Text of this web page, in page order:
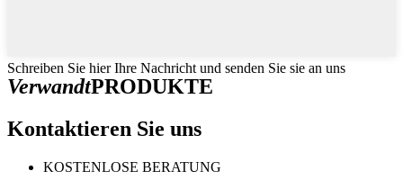
Schreiben Sie hier Ihre Nachricht und senden Sie sie an uns
VerwandtPRODUKTE
Kontaktieren Sie uns
KOSTENLOSE BERATUNG